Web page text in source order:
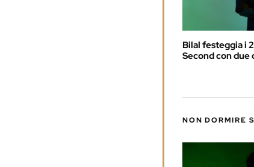
Bilal festeggia i
Second con
NON DORMIRE